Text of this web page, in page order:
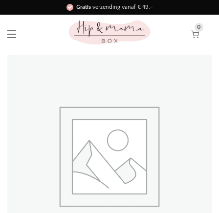
Gratisverzending vanaf € 49,-
Binnen 3 werkdagen in huis!
0